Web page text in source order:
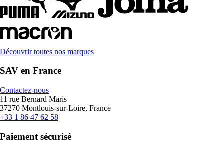
Découvrir toutes nos marques
SAV en France
Contactez-nous
11 rue Bernard Maris
37270 Montlouis-sur-Loire, France
+33 1 86 47 62 58
Paiement sécurisé